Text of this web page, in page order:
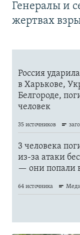
Генералы и
жертвах